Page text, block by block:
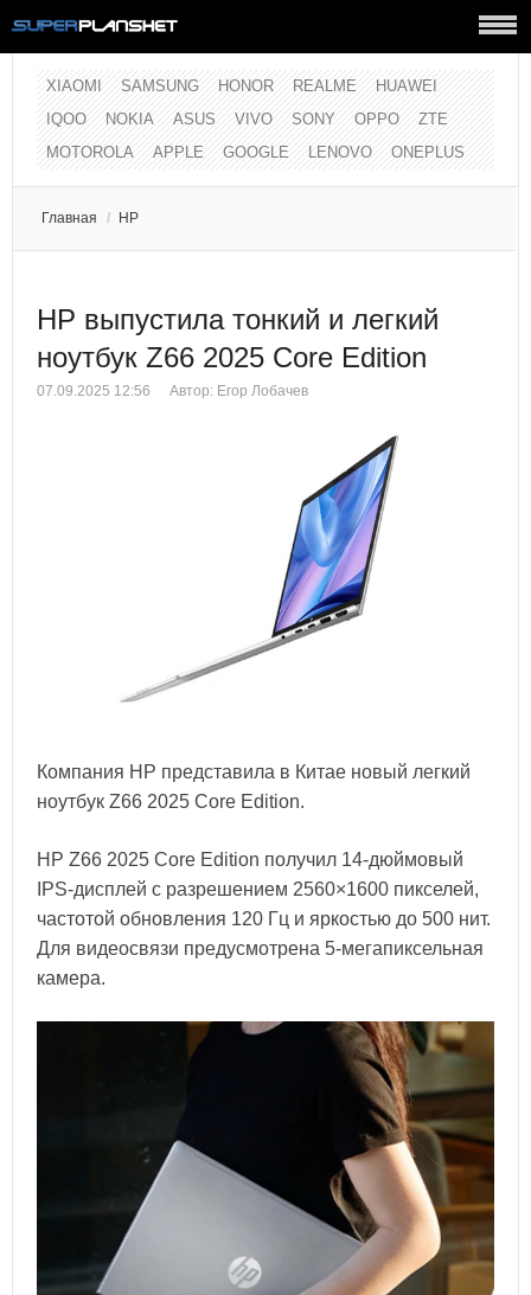
XIAOMI SAMSUNG HONOR REALME
HUAWEI
IQOO
NOKIA ASUS VIVO SONY OPPO
ZTE
MOTOROLA
APPLE GOOGLE LENOVO ONEPLUS
Главная / HP
HP выпустила тонкий и легкий
ноутбук Z66 2025 Core Edition
07.09.2025 12:56 Автор: Егор Лобачев
Компания HP представила в Китае новый легкий
ноутбук Z66 2025 Core Edition.
HP Z66 2025 Core Edition получил 14-дюймовый
IPS-дисплей с разрешением 2560×1600 пикселей,
частотой обновления 120 Гц и яркостью до 500 нит.
Для видеосвязи предусмотрена 5-мегапиксельная
камера.